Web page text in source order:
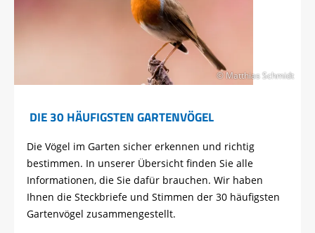
© Matthias Schmidt
DIE 30 HÄUFIGSTEN GARTENVÖGEL
Die Vögel im Garten sicher erkennen und richtig
bestimmen. In unserer Übersicht finden Sie alle
Informationen, die Sie dafür brauchen. Wir haben
Ihnen die Steckbriefe und Stimmen der 30 häufigsten
Gartenvögel zusammengestellt.